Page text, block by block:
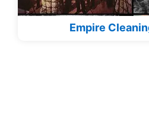
Empire